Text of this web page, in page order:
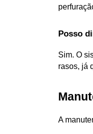
Posso
Sim. O
rasos, já
A